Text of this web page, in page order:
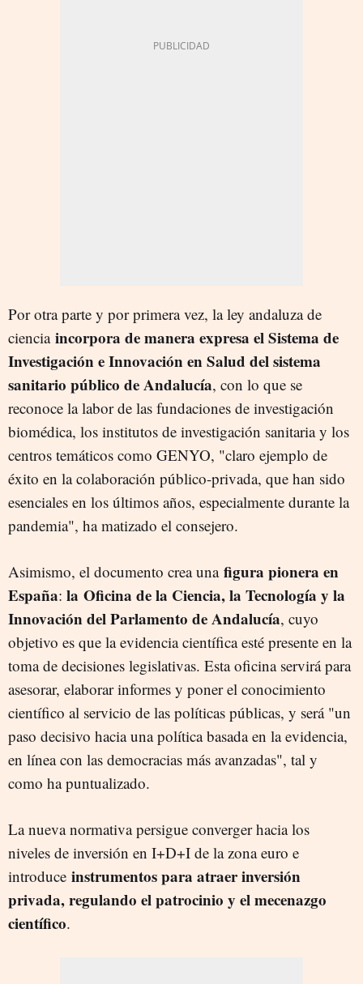
Por otra parte y por primera vez, la ley andaluza de
ciencia incorpora de manera expresa el Sistema de
Investigación e Innovación en Salud del sistema
sanitario público de Andalucía, con lo que se
reconoce la labor de las fundaciones de investigación
biomédica, los institutos de investigación sanitaria y los
centros temáticos como GENYO, "claro ejemplo de
éxito en la colaboración público-privada, que han sido
esenciales en los últimos años, especialmente durante la
pandemia", ha matizado el consejero.
Asimismo, el documento crea una figura pionera en
España: la Oficina de la Ciencia, la Tecnología y la
Innovación del Parlamento de Andalucía, cuyo
objetivo es que la evidencia científica esté presente en la
toma de decisiones legislativas. Esta oficina servirá para
asesorar, elaborar informes y poner el conocimiento
científico al servicio de las políticas públicas, y será "un
paso decisivo hacia una política basada en la evidencia,
en línea con las democracias más avanzadas", tal y
como ha puntualizado.
La nueva normativa persigue converger hacia los
niveles de inversión en I+D+I de la zona euro e
introduce instrumentos para atraer inversión
privada, regulando el patrocinio y el mecenazgo
científico.